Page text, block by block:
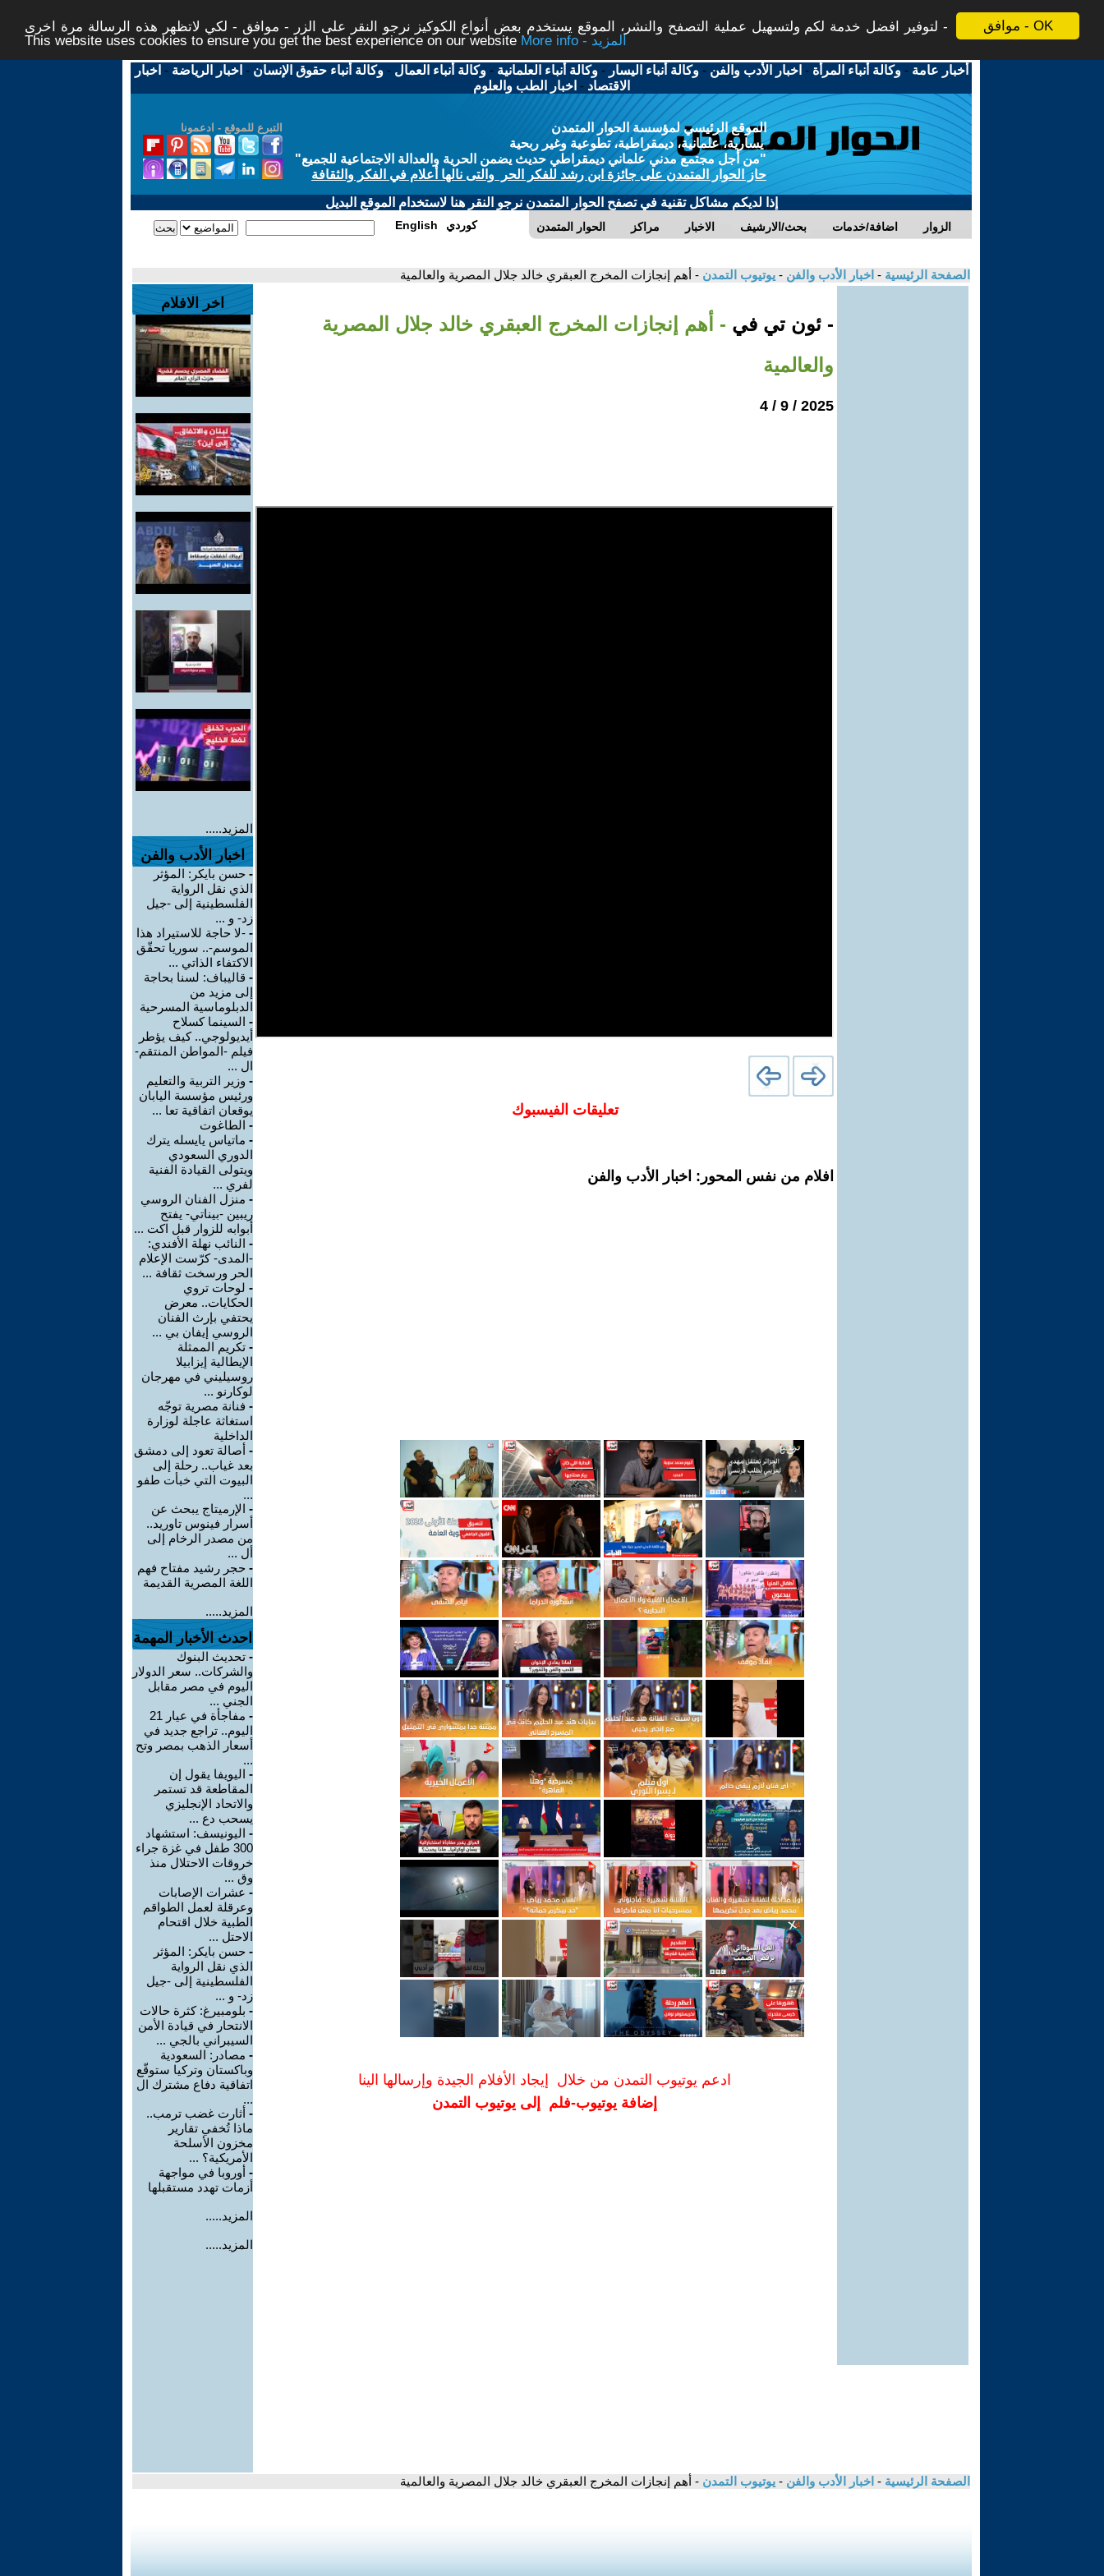
موافق - OK
لتوفير افضل خدمة لكم ولتسهيل عملية التصفح والنشر، الموقع يستخدم بعض أنواع الكوكيز نرجو النقر على الزر - موافق - لكي لاتظهر هذه الرسالة مرة اخرى -
This website uses cookies to ensure you get the best experience on our website
More info - المزيد
أخبار عامة -وكالة أنباء المرأة - اخبار الأدب والفن -وكالة أنباء اليسار -وكالة أنباء العلمانية -وكالة أنباء العمال -وكالة أنباء حقوق الإنسان - اخبار الرياضة - اخبار
الاقتصاد - اخبار الطب والعلوم
التبرع للموقع - ادعمونا
الموقع الرئيسي لمؤسسة الحوار المتمدن
يسارية، علمانية، ديمقراطية، تطوعية وغير ربحية
"من أجل مجتمع مدني علماني ديمقراطي حديث يضمن الحرية والعدالة الاجتماعية للجميع"
حاز الحوار المتمدن على جائزة ابن رشد للفكر الحر والتى نالها أعلام في الفكر والثقافة
إذا لديكم مشاكل تقنية في تصفح الحوار المتمدن نرجو النقر هنا لاستخدام الموقع البديل
الحوار المتمدن مراكز الاخبار بحث/الارشيف اضافة/خدمات الزوار English كوردي
الصفحة الرئيسية - اخبار الأدب والفن - يوتيوب التمدن - أهم إنجازات المخرج العبقري خالد جلال المصرية والعالمية
- ئون تي في - أهم إنجازات المخرج العبقري خالد جلال المصرية
والعالمية
2025 / 9 / 4
تعليقات الفيسبوك
افلام من نفس المحور: اخبار الأدب والفن
ادعم يوتيوب التمدن من خلال إيجاد الأفلام الجيدة وإرسالها الينا
إضافة يوتيوب-فلم إلى يوتيوب التمدن
اخر الافلام
المزيد.....
اخبار الأدب والفن
- حسن بايكر: المؤثر
الذي نقل الرواية
الفلسطينية إلى -جيل
زد- و ...
- -لا حاجة للاستيراد هذا
الموسم-.. سوريا تحقّق
الاكتفاء الذاتي ...
- قاليباف: لسنا بحاجة
إلى مزيد من
الدبلوماسية المسرحية
- السينما كسلاح
أيديولوجي.. كيف يؤطر
فيلم -المواطن المنتقم-
ال ...
- وزير التربية والتعليم
ورئيس مؤسسة اليابان
يوقعان اتفاقية تعا ...
- الطاغوت
- ماتياس يايسله يترك
الدوري السعودي
ويتولى القيادة الفنية
لفري ...
- منزل الفنان الروسي
ريبين -بيناتي- يفتح
أبوابه للزوار قبل اكت ...
- النائب نهلة الأفندي:
-المدى- كرّست الإعلام
الحر ورسخت ثقافة ...
- لوحات تروي
الحكايات.. معرض
يحتفي بإرث الفنان
الروسي إيفان بي ...
- تكريم الممثلة
الإيطالية إيزابيلا
روسيليني في مهرجان
لوكارنو ...
- فنانة مصرية توجّه
استغاثة عاجلة لوزارة
الداخلية
- أصالة تعود إلى دمشق
بعد غياب.. رحلة إلى
البيوت التي خبأت طفو
...
- الإرميتاج يبحث عن
أسرار فينوس تاوريد..
من مصدر الرخام إلى
أل ...
- حجر رشيد مفتاح فهم
اللغة المصرية القديمة
المزيد.....
احدث الأخبار المهمة
- تحديث البنوك
والشركات.. سعر الدولار
اليوم في مصر مقابل
الجني ...
-
مفاجأة في عيار 21
اليوم.. تراجع جديد في
أسعار الذهب بمصر وتح
...
- اليويفا يقول إن
المقاطعة قد تستمر
والاتحاد الإنجليزي
يسحب دع ...
- اليونيسف: استشهاد
300 طفل في غزة جراء
خروقات الاحتلال منذ
وق ...
- عشرات الإصابات
وعرقلة لعمل الطواقم
الطبية خلال اقتحام
الاحتل ...
- حسن بايكر: المؤثر
الذي نقل الرواية
الفلسطينية إلى -جيل
زد- و ...
- بلومبيرغ: كثرة حالات
الانتحار في قيادة الأمن
السيبراني بالجي ...
- مصادر: السعودية
وباكستان وتركيا ستوقّع
اتفاقية دفاع مشترك ال
...
- أثارت غضب ترمب..
ماذا تُخفي تقارير
مخزون الأسلحة
الأمريكية؟ ...
- أوروبا في مواجهة
أزمات تهدد مستقبلها
المزيد.....
المزيد.....
الصفحة الرئيسية - اخبار الأدب والفن - يوتيوب التمدن - أهم إنجازات المخرج العبقري خالد جلال المصرية والعالمية